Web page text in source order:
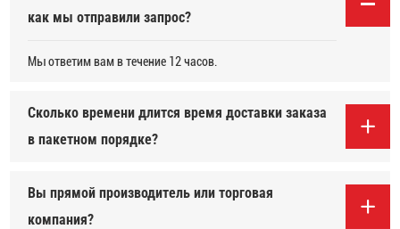
как мы отправили запрос?
Мы ответим вам в течение 12 часов.
Сколько времени длится время доставки заказа
в пакетном порядке?
Вы прямой производитель или торговая
компания?